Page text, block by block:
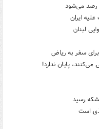
رصد می‌شود
لبنان
سفر به ریاض
پایان ندارد!
است